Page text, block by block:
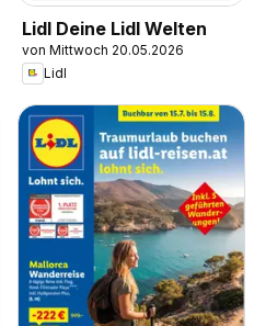
Lidl Deine Lidl Welten
von Mittwoch 20.05.2026
Lidl